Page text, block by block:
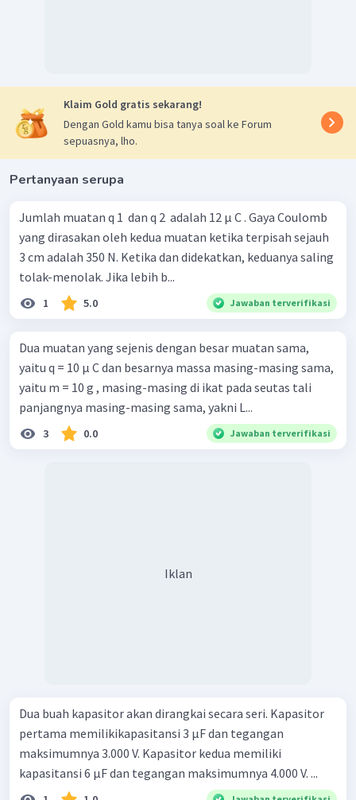
Klaim Gold gratis sekarang!
Dengan Gold kamu bisa tanya soal ke Forum
sepuasnya, lho.
Pertanyaan serupa
Jumlah muatan q 1 ​ dan q 2 ​ adalah 12 μ C . Gaya Coulomb
yang dirasakan oleh kedua muatan ketika terpisah sejauh
3 cm adalah 350 N. Ketika dan didekatkan, keduanya saling
tolak-menolak. Jika lebih b...
1 5.0 Jawaban terverifikasi
Dua muatan yang sejenis dengan besar muatan sama,
yaitu q = 10 μ C dan besarnya massa masing-masing sama,
yaitu m = 10 g , masing-masing di ikat pada seutas tali
panjangnya masing-masing sama, yakni L...
3 0.0 Jawaban terverifikasi
Iklan
Dua buah kapasitor akan dirangkai secara seri. Kapasitor
pertama memilikikapasitansi 3 μF dan tegangan
maksimumnya 3.000 V. Kapasitor kedua memiliki
kapasitansi 6 μF dan tegangan maksimumnya 4.000 V. ...